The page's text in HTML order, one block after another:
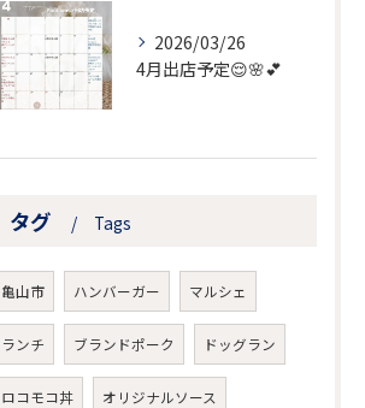
2026/03/26
4月出店予定😌🌸💕
タグ Tags
亀山市 ハンバーガー マルシェ
ランチ ブランドポーク ドッグラン
ロコモコ丼 オリジナルソース